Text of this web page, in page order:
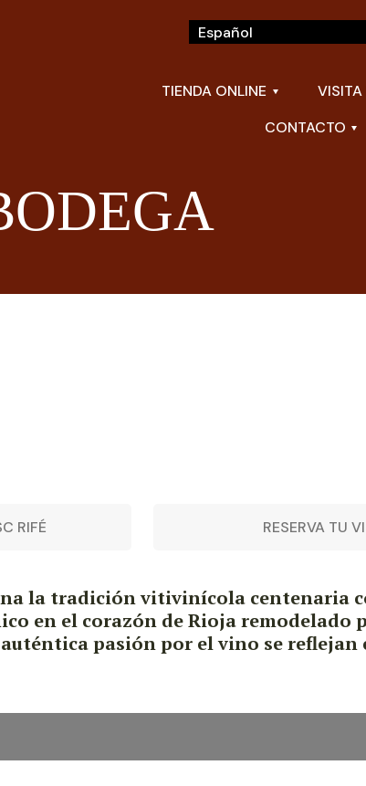
Español
TIENDA ONLINE
CONTACTO
RIFÉ RESERVA TU
la tradición vitivinícola centenaria
en el corazón de Rioja remodelado
pasión por el vino se reflejan